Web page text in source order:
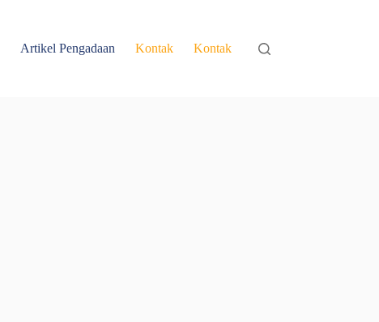
Artikel Pengadaan Kontak Kontak